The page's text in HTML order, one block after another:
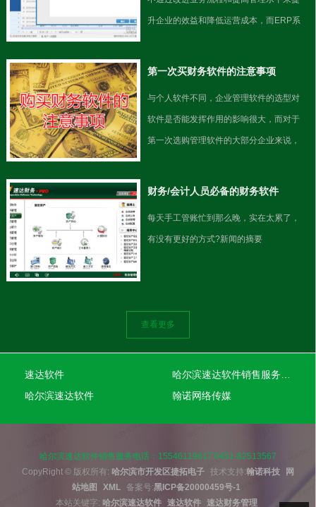
升企业的效益和降低运营成本，而ERP系
第一次买财务软件的注意事项
​与个人软件不同，企业管理软件的选型对
软件是否能发挥作用的影响很大，而对于
第一次选购管理软件的大部分企业来说，
注意事项。
财务/会计人员必备的财务软件
每天手工管账忙到那么晚，实在太累了，
有没有更好的方式?新闻的摘要
查看更多
速达软件
哈尔滨速达软件
翰诺网络传媒
哈尔滨速达软件销售服务电话：15546119617 0451-82513567
CopyRight © 版权所有: 哈尔滨市开发区捷拓电子 技术支持:翰诺科技
网
站地图
XML 备案号:黑ICP备20000459号-1
本站关键字: 哈尔滨速达软件 速达软件 速达财务管理